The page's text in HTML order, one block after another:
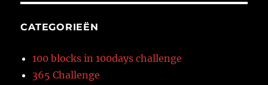
CATEGORIEËN
100 blocks in 100days challenge
365 Challenge